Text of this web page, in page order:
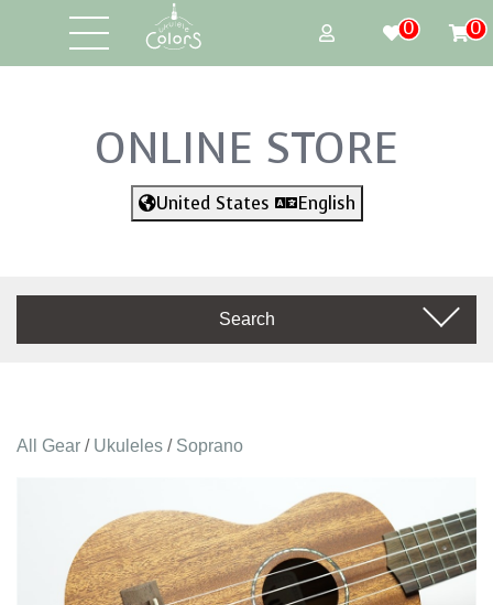
0 0
ONLINE STORE
United States English
Search
All Gear / Ukuleles / Soprano